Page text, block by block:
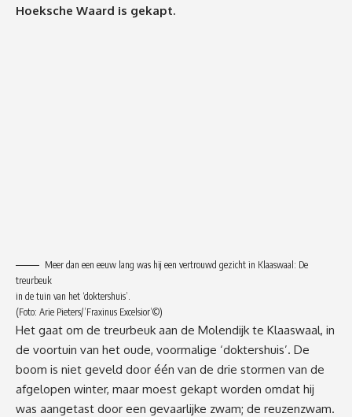
Hoeksche Waard is gekapt.
Meer dan een eeuw lang was hij een vertrouwd gezicht in Klaaswaal: De
treurbeuk
in de tuin van het ‘doktershuis’.
(Foto: Arie Pieters/’Fraxinus Excelsior’©)
Het gaat om de treurbeuk aan de Molendijk te Klaaswaal, in
de voortuin van het oude, voormalige ‘doktershuis’. De
boom is niet geveld door één van de drie stormen van de
afgelopen winter, maar moest gekapt worden omdat hij
was aangetast door een gevaarlijke zwam; de reuzenzwam.